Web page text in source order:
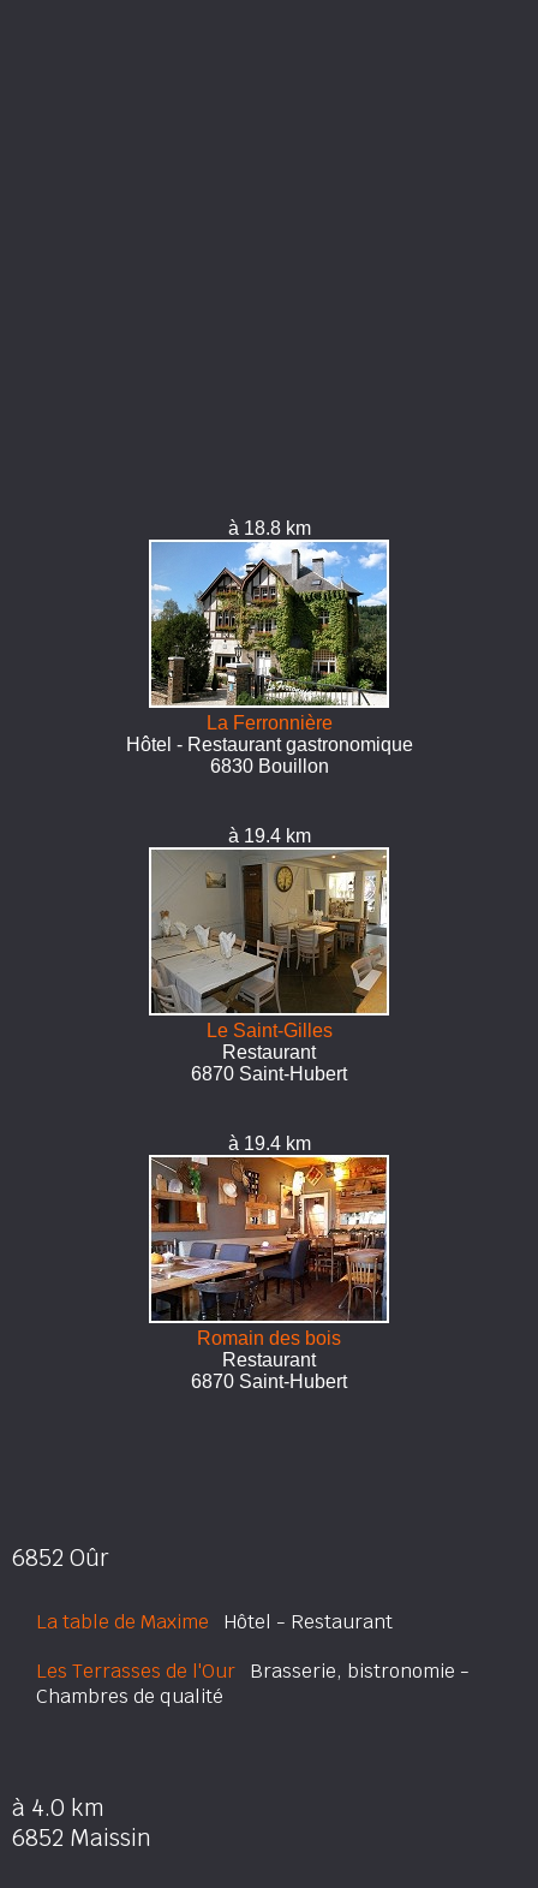
à 18.8 km
La Ferronnière
Hôtel - Restaurant gastronomique
6830 Bouillon
à 19.4 km
Le Saint-Gilles
Restaurant
6870 Saint-Hubert
à 19.4 km
Romain des bois
Restaurant
6870 Saint-Hubert
6852 Oûr
La table de Maxime Hôtel - Restaurant
Les Terrasses de l'Our Brasserie, bistronomie -
Chambres de qualité
à 4.0 km
6852 Maissin